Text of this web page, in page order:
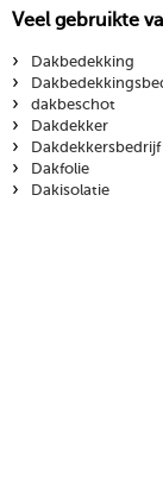
Veel gebruikte
›
Dakbedekking
›
› dakbeschot
› Dakdekker
› Dakdekkersbedrijf
› Dakfolie
› Dakisolatie